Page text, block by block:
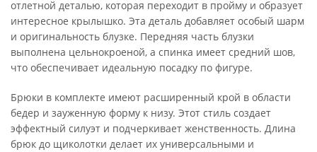
отлетной деталью, которая переходит в пройму и образует
интересное крылышко. Эта деталь добавляет особый шарм
и оригинальность блузке. Передняя часть блузки
выполнена цельнокроеной, а спинка имеет средний шов,
что обеспечивает идеальную посадку по фигуре.
Брюки в комплекте имеют расширенный крой в области
бедер и зауженную форму к низу. Этот стиль создает
эффектный силуэт и подчеркивает женственность. Длина
брюк до щиколотки делает их универсальными и